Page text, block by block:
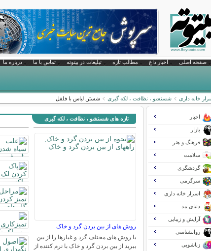
صفحه اصلی اخبار داغ مطالب تازه تبلیغات در بیتوته تماس با ما درباره ما
خانه داری شستشو ، نظافت ، لکه گیری شستن لباس با فلفل
تازه های شستشو ، نظافت ، لکه گیری
روش های از بين بردن گرد و خاک
با روش های مختلف گرد و غبارها را از بین
ببرید از بین بردن گرد و خاک با نرم کننده از
اخبار
بازار
فرهنگ و هنر
سلامت
گردشگری
سرگرمی
اسرار خانه داری
دنیای مد
آرایش و زیبایی
روانشناسی
زناشویی